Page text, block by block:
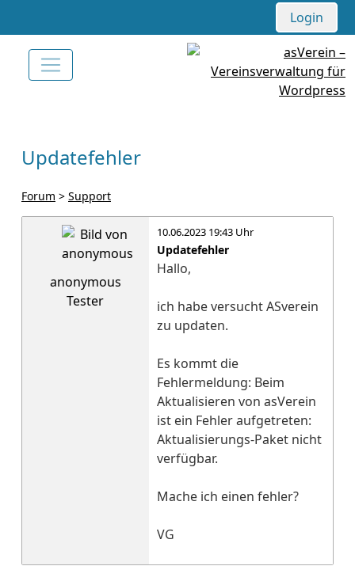
Login
Updatefehler
Forum > Support
anonymous
Tester
10.06.2023 19:43 Uhr
Updatefehler
Hallo,
ich habe versucht ASverein
zu updaten.
Es kommt die
Fehlermeldung: Beim
Aktualisieren von asVerein
ist ein Fehler aufgetreten:
Aktualisierungs-Paket nicht
verfügbar.
Mache ich einen fehler?
VG